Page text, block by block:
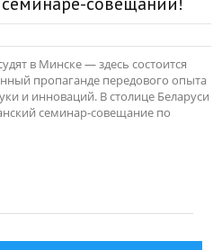
в Минске — здесь состоится
пропаганде передового опыта
и инноваций. В столице Беларуси
семинар-совещание по